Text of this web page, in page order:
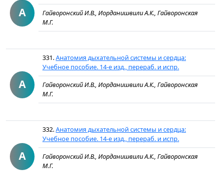
А
Гайворонский И.В., Иорданишвили А.К., Гайворонская
М.Г.
А
331.Анатомия дыхательной системы и сердца:
Учебное пособие. 14-е изд., перераб. и испр.
Гайворонский И.В., Иорданишвили А.К., Гайворонская
М.Г.
А
332.Анатомия дыхательной системы и сердца:
Учебное пособие. 14-е изд., перераб. и испр.
Гайворонский И.В., Иорданишвили А.К., Гайворонская
М.Г.